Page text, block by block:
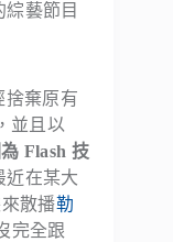
藝節目
捨棄原有
，並且以
為 Flash 技
近在某大
散播勒
完全跟